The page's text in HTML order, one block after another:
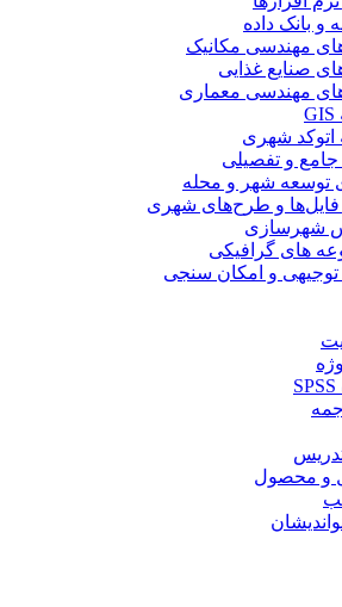
داده
مکانیک
غذایی
مهندسی معماری
شهری
و تفصیلی
شهر و محله
و طرح‌های شهری
گرافیکی
و امکان سنجی